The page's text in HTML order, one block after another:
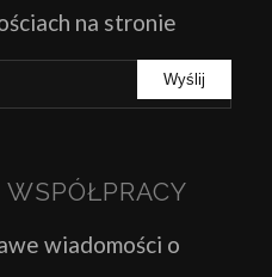
na stronie
wiadomości o